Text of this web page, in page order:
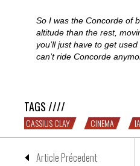
So I was the Concorde of
altitude than the rest,
you’ll just have to get
can’t ride Concorde
TAGS ////
CASSIUS CLAY CINEMA
Article Précedent